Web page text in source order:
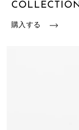
購入する